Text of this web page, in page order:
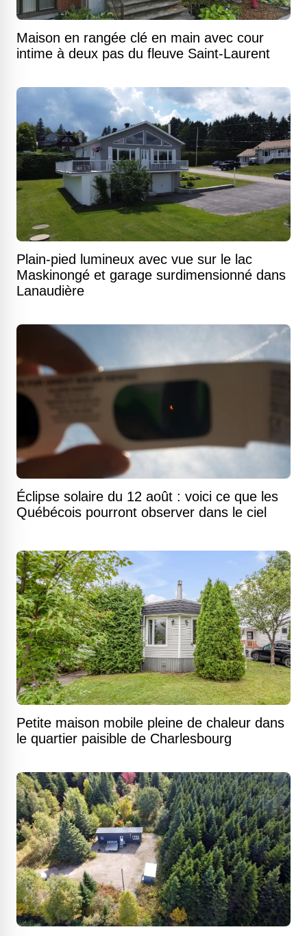
Maison en rangée clé en main avec cour
intime à deux pas du fleuve Saint-Laurent
Plain-pied lumineux avec vue sur le lac
Maskinongé et garage surdimensionné dans
Lanaudière
Éclipse solaire du 12 août : voici ce que les
Québécois pourront observer dans le ciel
Petite maison mobile pleine de chaleur dans
le quartier paisible de Charlesbourg